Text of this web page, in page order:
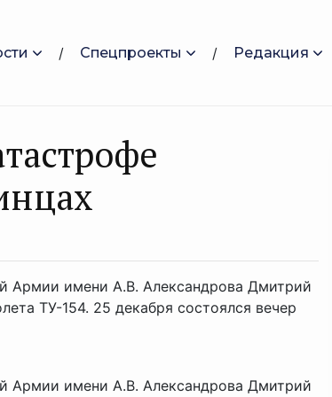
Спецпроекты Редакция
Армии имени А.В. Александрова Дмитрий
ТУ-154. 25 декабря состоялся вечер
Армии имени А.В. Александрова Дмитрий